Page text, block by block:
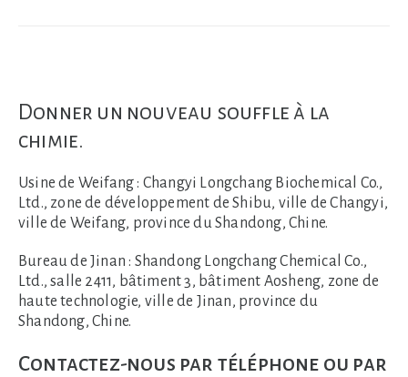
Donner un nouveau souffle à la
chimie.
Usine de Weifang : Changyi Longchang Biochemical Co.,
Ltd., zone de développement de Shibu, ville de Changyi,
ville de Weifang, province du Shandong, Chine.
Bureau de Jinan : Shandong Longchang Chemical Co.,
Ltd., salle 2411, bâtiment 3, bâtiment Aosheng, zone de
haute technologie, ville de Jinan, province du
Shandong, Chine.
Contactez-nous par téléphone ou par